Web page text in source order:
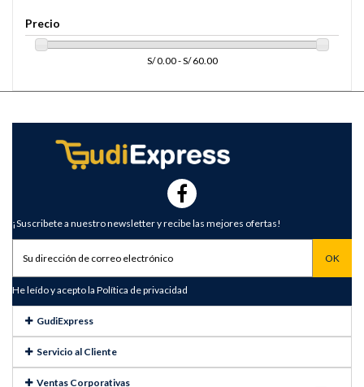
Precio
S/ 0.00 - S/ 60.00
¡Suscribete a nuestro newsletter y recibe las mejores ofertas!
He leído y acepto la Política de privacidad
GudiExpress
Servicio al Cliente
Ventas Corporativas